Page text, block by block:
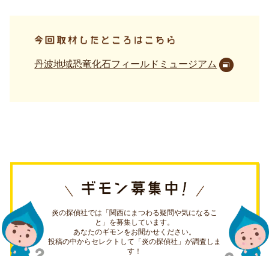
丹波地域恐竜化石フィールドミュージアム
炎の探偵社では「関西にまつわる疑問や気になるこ
と」を募集しています。
あなたのギモンをお聞かせください。
投稿の中からセレクトして「炎の探偵社」が調査しま
す！